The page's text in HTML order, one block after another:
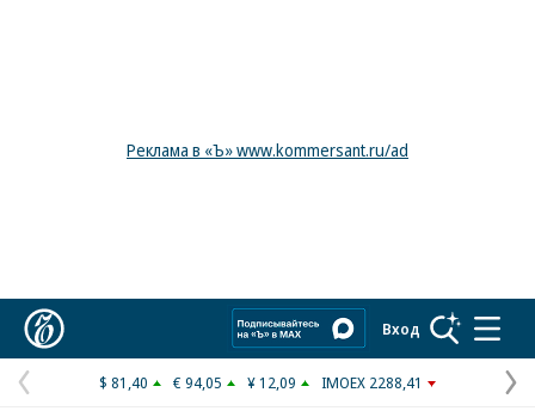
Реклама в «Ъ» www.kommersant.ru/ad
Вход
Предыдущая
$ 81,40 € 94,05 ¥ 12,09 IMOEX 2288,41